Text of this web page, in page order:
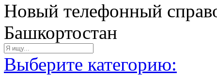
Новый телефонный
Башкортостан
Выберите категорию: